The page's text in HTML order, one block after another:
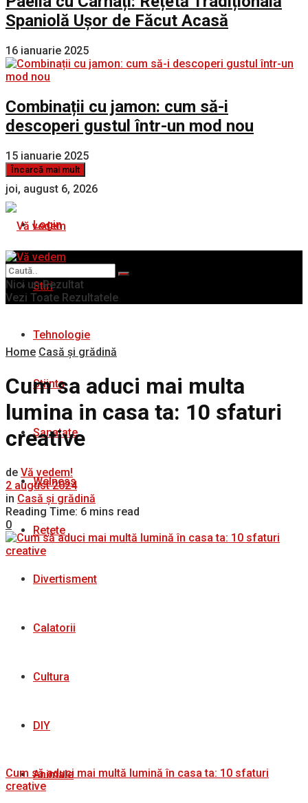
Spaniolă Ușor de Făcut Acasă
16 ianuarie 2025
Combinații cu jamon: cum să-i
descoperi gustul într-un mod nou
15 ianuarie 2025
Încarcă mai mult
joi, august 6, 2026
Login
Stiri
Tehnologie
Stiinta
Sanatate
Welness
Rețete
Divertisment
Calatorii
Cultura
DIY
Animale
Nici un Rezultat
Vezi Toate Rezultatele
Home Casă și grădină
Cum sa aduci mai multa
lumina in casa ta: 10 sfaturi
creative
de Vă vedem!
2 august 2024
in Casă și grădină
Reading Time: 6 mins read
0
Cum să aduci mai multă lumină în casa ta: 10 sfaturi
creative